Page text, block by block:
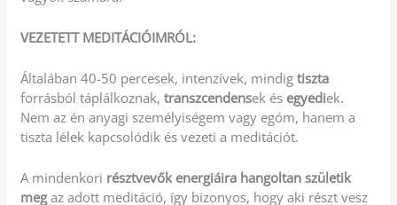
VEZETETT MEDITÁCIÓIMRÓL:
Általában 40-50 percesek, intenzívek, mindigtiszta
forrásból táplálkoznak,transzcendensek és egyediek.
Nem az én anyagi személyiségem vagy egóm, hanem a
tiszta lélek kapcsolódik és vezeti a meditációt.
A mindenkori résztvevők energiáira hangoltan születik
megaz adott meditáció, így bizonyos, hogy aki részt vesz